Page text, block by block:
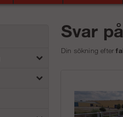
Svar
Din sökning efter